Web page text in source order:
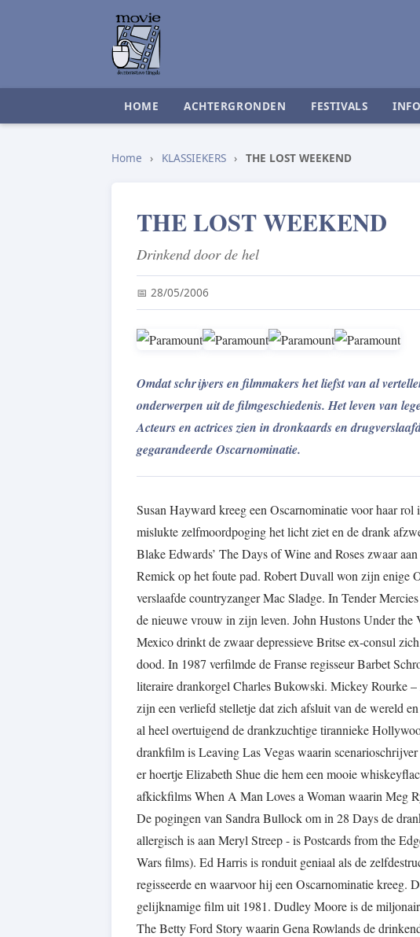
HOME ACHTERGRONDEN FESTIVALS
Home › KLASSIEKERS › THE LOST WEEKEND
THE LOST WEEKEND
Drinkend door de hel
📅 28/05/2006
Omdat schrijvers en filmmakers het liefst van al
onderwerpen uit de filmgeschiedenis. Het leven van
Acteurs en actrices zien in dronkaards en
gegarandeerde Oscarnominatie.
Susan Hayward kreeg een Oscarnominatie voor haar
mislukte zelfmoordpoging het licht ziet en de drank
Blake Edwards’ The Days of Wine and Roses zwaar
Remick op het foute pad. Robert Duvall won zijn enige
verslaafde countryzanger Mac Sladge. In Tender
de nieuwe vrouw in zijn leven. John Hustons Under
Mexico drinkt de zwaar depressieve Britse ex-consul
dood. In 1987 verfilmde de Franse regisseur Barbet
literaire drankorgel Charles Bukowski. Mickey Rourke
zijn een verliefd stelletje dat zich afsluit van de wereld
al heel overtuigend de drankzuchtige tirannieke
drankfilm is Leaving Las Vegas waarin
er hoertje Elizabeth Shue die hem een mooie
afkickfilms When A Man Loves a Woman waarin Meg
De pogingen van Sandra Bullock om in 28 Days de
allergisch is aan Meryl Streep - is Postcards from the
Wars films). Ed Harris is ronduit geniaal als de
regisseerde en waarvoor hij een Oscarnominatie
gelijknamige film uit 1981. Dudley Moore is de
The Betty Ford Story waarin Gena Rowlands de